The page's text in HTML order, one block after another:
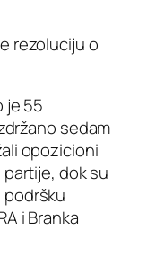
rezoluciju o
je 55
sedam
opozicioni
partije, dok su
podršku
i Branka